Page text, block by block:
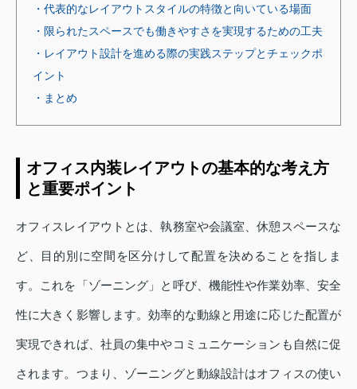
・代表的なレイアウトスタイルの特徴と向いている場面
・限られたスペースでも働きやすさを実現するための工夫
・レイアウト設計を進める際の実践ステップとチェックポ
イント
・まとめ
オフィス内装レイアウトの基本的な考え方
と重要ポイント
オフィスレイアウトとは、執務室や会議室、休憩スペースな
ど、目的別に空間を区分けして配置を決めることを指しま
す。これを「ゾーニング」と呼び、機能性や作業効率、安全
性に大きく影響します。効率的な動線と用途に応じた配置が
実現できれば、社員の集中やコミュニケーションも自然に促
されます。つまり、ゾーニングと動線設計はオフィスの使い